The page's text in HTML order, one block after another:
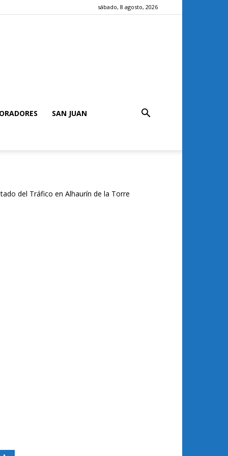
sábado, 8 agosto, 2026
SAN JUAN
del Tráfico en Alhaurín de la Torre